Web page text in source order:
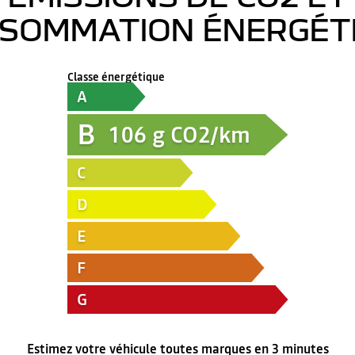
Classe énergétique
A
B 106 g CO2/km
C
D
E
F
G
Estimez votre véhicule toutes marques en 3 minutes